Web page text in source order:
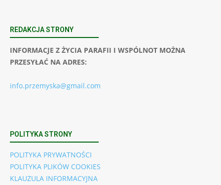
REDAKCJA STRONY
INFORMACJE Z ŻYCIA PARAFII I WSPÓLNOT MOŻNA
PRZESYŁAĆ NA ADRES:
info.przemyska@gmail.com
POLITYKA STRONY
POLITYKA PRYWATNOŚCI
POLITYKA PLIKÓW COOKIES
KLAUZULA INFORMACYJNA